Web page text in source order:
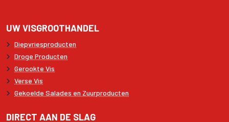
UW VISGROOTHANDEL
Diepvriesproducten
Droge Producten
Gerookte Vis
Verse Vis
Gekoelde Salades en Zuurproducten
DIRECT AAN DE SLAG